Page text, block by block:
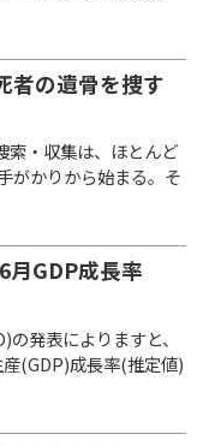
者の遺骨を捜す
・収集は、ほとんど
がかりから始まる。そ
月GDP成長率
発表によりますと、
(GDP)成長率(推定値)